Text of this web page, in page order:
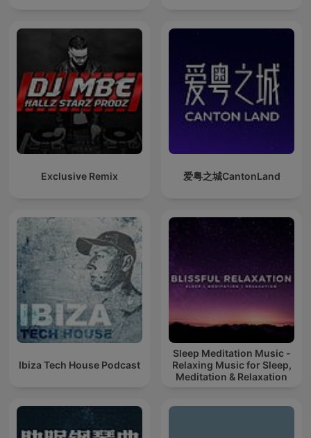
Exclusive Remix 爱粤之城CantonLand
Ibiza Tech House Podcast
Sleep Meditation Music -
Relaxing Music for Sleep,
Meditation & Relaxation